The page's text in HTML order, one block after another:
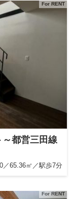
For RENT
都営三田線
／65.36㎡／駅歩7分
For RENT